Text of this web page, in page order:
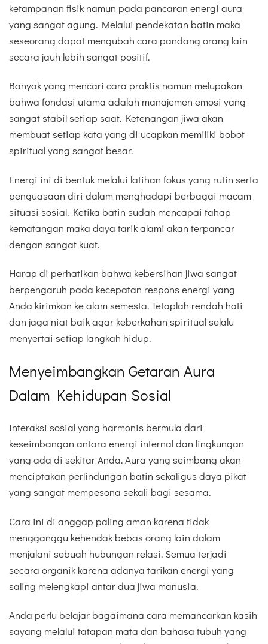
ketampanan fisik namun pada pancaran energi aura
yang sangat agung. Melalui pendekatan batin maka
seseorang dapat mengubah cara pandang orang lain
secara jauh lebih sangat positif.
Banyak yang mencari cara praktis namun melupakan
bahwa fondasi utama adalah manajemen emosi yang
sangat stabil setiap saat. Ketenangan jiwa akan
membuat setiap kata yang di ucapkan memiliki bobot
spiritual yang sangat besar.
Energi ini di bentuk melalui latihan fokus yang rutin serta
penguasaan diri dalam menghadapi berbagai macam
situasi sosial. Ketika batin sudah mencapai tahap
kematangan maka daya tarik alami akan terpancar
dengan sangat kuat.
Harap di perhatikan bahwa kebersihan jiwa sangat
berpengaruh pada kecepatan respons energi yang
Anda kirimkan ke alam semesta. Tetaplah rendah hati
dan jaga niat baik agar keberkahan spiritual selalu
menyertai setiap langkah hidup.
Menyeimbangkan Getaran Aura
Dalam Kehidupan Sosial
Interaksi sosial yang harmonis bermula dari
keseimbangan antara energi internal dan lingkungan
yang ada di sekitar Anda. Aura yang seimbang akan
menciptakan perlindungan batin sekaligus daya pikat
yang sangat mempesona sekali bagi sesama.
Cara ini di anggap paling aman karena tidak
mengganggu kehendak bebas orang lain dalam
menjalani sebuah hubungan relasi. Semua terjadi
secara organik karena adanya tarikan energi yang
saling melengkapi antar dua jiwa manusia.
Anda perlu belajar bagaimana cara memancarkan kasih
sayang melalui tatapan mata dan bahasa tubuh yang